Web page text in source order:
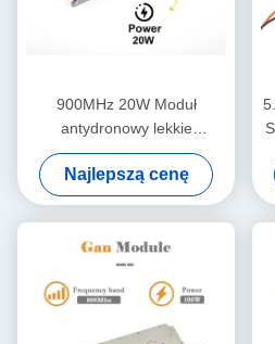
900MHz 20W Moduł
antydronowy lekkie
wzmocnienie RF dla obrony
dronów
Najlepszą cenę